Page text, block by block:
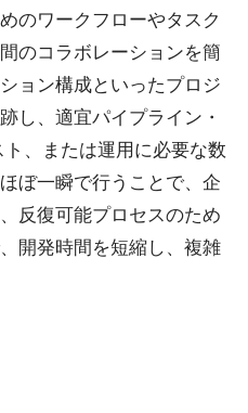
のワークフローやタスク
のコラボレーションを簡
ョン構成といったプロジ
し、適宜パイプライン・
、または運用に必要な数
ぼ一瞬で行うことで、企
反復可能プロセスのため
開発時間を短縮し、複雑